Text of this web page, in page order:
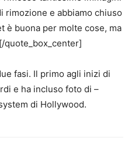
rimozione e abbiamo chiuso
è buona per molte cose, ma
quote_box_center]
fasi. Il primo agli inizi di
e ha incluso foto di –
di Hollywood.